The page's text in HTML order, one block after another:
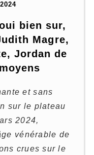
bien sur,
Magre,
Jordan de
et sans
sur le plateau
2024,
vénérable de
crues sur le